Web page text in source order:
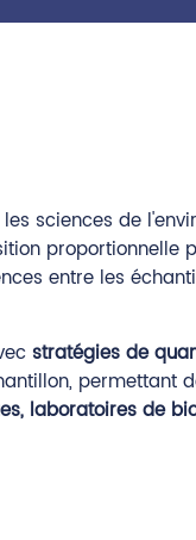
sciences de
proportionnelle
entre les
stratégies de
permettant
laboratoires de